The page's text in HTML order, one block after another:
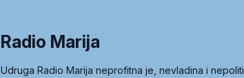
Radio Marija
Udruga Radio Marija neprofitna je, nevladina i